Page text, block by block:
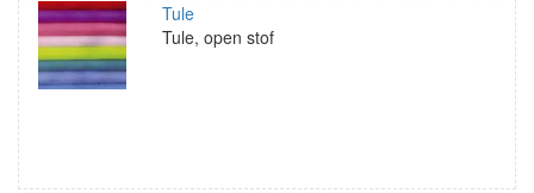
Tule
Tule, open stof